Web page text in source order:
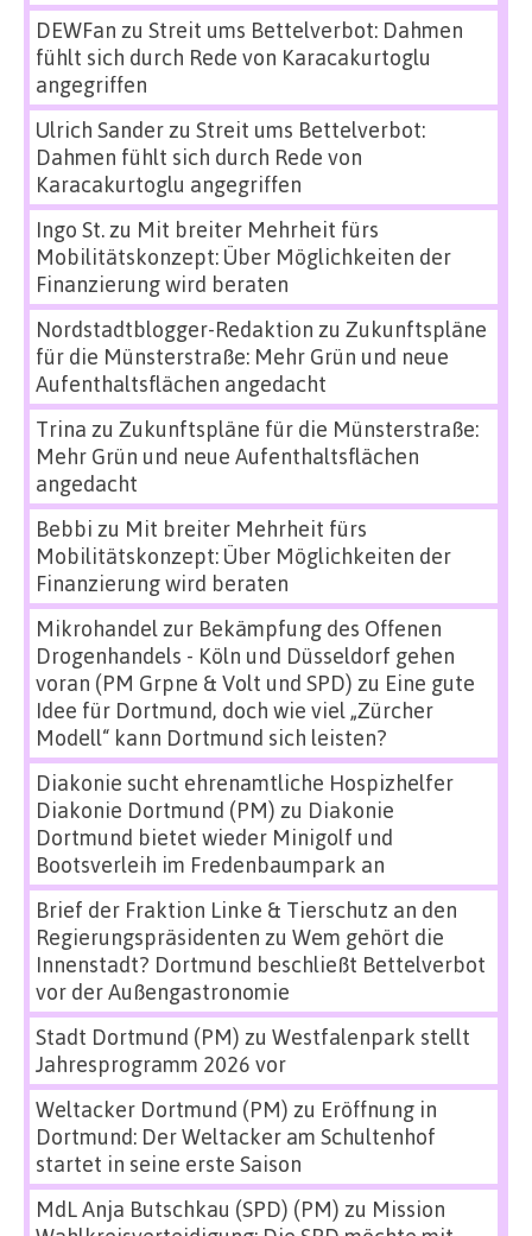
DEWFan zu Streit ums Bettelverbot: Dahmen
fühlt sich durch Rede von Karacakurtoglu
angegriffen
Ulrich Sanderzu Streit ums Bettelverbot:
Dahmen fühlt sich durch Rede von
Karacakurtoglu angegriffen
Ingo St.zu Mit breiter Mehrheit fürs
Mobilitätskonzept: Über Möglichkeiten der
Finanzierung wird beraten
Nordstadtblogger-Redaktion zu Zukunftspläne
für die Münsterstraße: Mehr Grün und neue
Aufenthaltsflächen angedacht
Trina zu Zukunftspläne für die Münsterstraße:
Mehr Grün und neue Aufenthaltsflächen
angedacht
Bebbi zu Mit breiter Mehrheit fürs
Mobilitätskonzept: Über Möglichkeiten der
Finanzierung wird beraten
Mikrohandel zur Bekämpfung des Offenen
Drogenhandels - Köln und Düsseldorf gehen
voran (PM Grpne & Volt und SPD) zu Eine gute
Idee für Dortmund, doch wie viel „Zürcher
Modell“ kann Dortmund sich leisten?
Diakonie sucht ehrenamtliche Hospizhelfer
Diakonie Dortmund (PM) zu Diakonie
Dortmund bietet wieder Minigolf und
Bootsverleih im Fredenbaumpark an
Brief der Fraktion Linke & Tierschutz an den
Regierungspräsidenten zu Wem gehört die
Innenstadt? Dortmund beschließt Bettelverbot
vor der Außengastronomie
Stadt Dortmund (PM) zu Westfalenpark stellt
Jahresprogramm 2026 vor
Weltacker Dortmund (PM) zu Eröffnung in
Dortmund: Der Weltacker am Schultenhof
startet in seine erste Saison
MdL Anja Butschkau (SPD) (PM) zu Mission